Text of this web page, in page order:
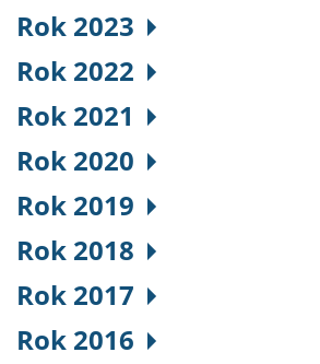
Rok 2023
Rok 2022
Rok 2021
Rok 2020
Rok 2019
Rok 2018
Rok 2017
Rok 2016